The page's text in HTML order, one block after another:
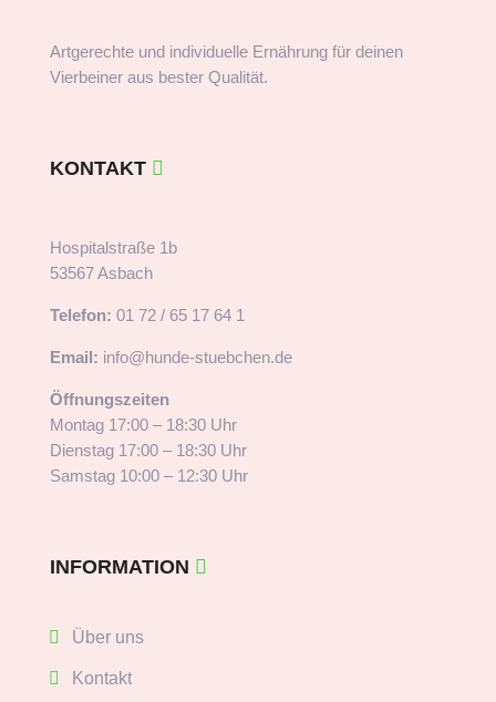
Artgerechte und individuelle Ernährung für deinen
Vierbeiner aus bester Qualität.
KONTAKT
Hospitalstraße 1b
53567 Asbach
Telefon: 01 72 / 65 17 64 1
Email: info@hunde-stuebchen.de
Öffnungszeiten
Montag 17:00 – 18:30 Uhr
Dienstag 17:00 – 18:30 Uhr
Samstag 10:00 – 12:30 Uhr
INFORMATION
Über uns
Kontakt